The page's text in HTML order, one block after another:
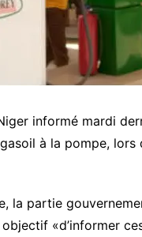
informé mardi
à la pompe, lors
la partie
«d’informer